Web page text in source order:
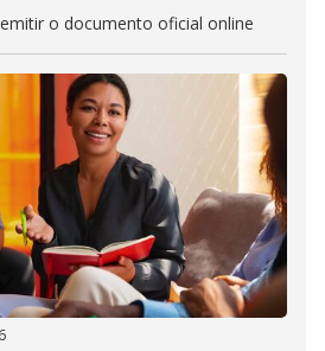
o documento oficial online